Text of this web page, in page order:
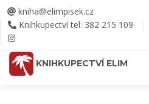
kniha@elimpisek.cz
Knihkupectví tel: 382 215 109
KNIHKUPECTVÍ ELIM